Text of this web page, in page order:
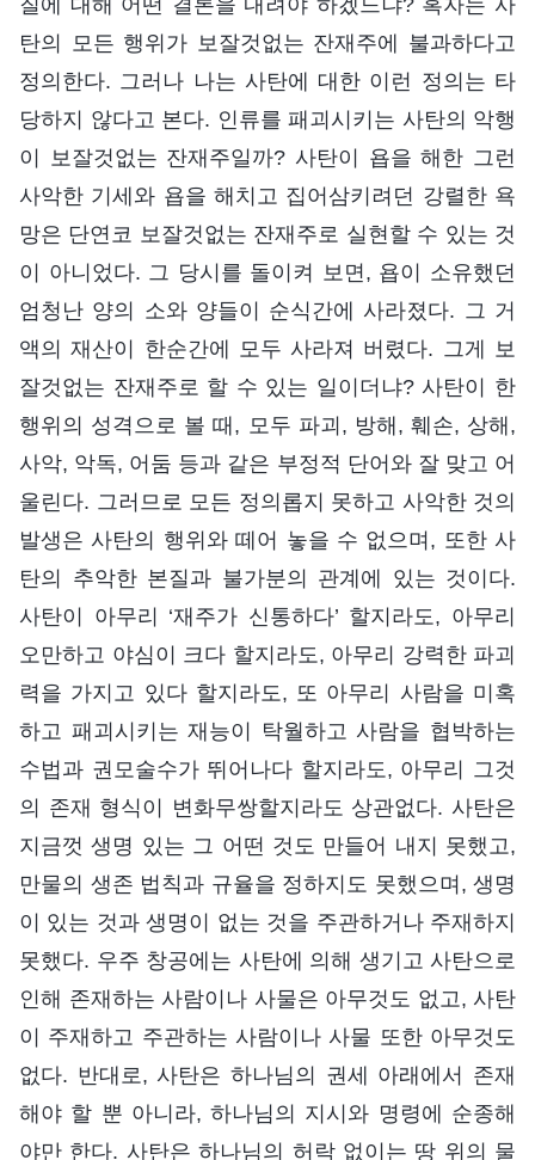
탄의 모든 행위가 보잘것없는 잔재주에 불과하다고
정의한다. 그러나 나는 사탄에 대한 이런 정의는 타
당하지 않다고 본다. 인류를 패괴시키는 사탄의 악행
이 보잘것없는 잔재주일까? 사탄이 욥을 해한 그런
사악한 기세와 욥을 해치고 집어삼키려던 강렬한 욕
망은 단연코 보잘것없는 잔재주로 실현할 수 있는 것
이 아니었다. 그 당시를 돌이켜 보면, 욥이 소유했던
엄청난 양의 소와 양들이 순식간에 사라졌다. 그 거
액의 재산이 한순간에 모두 사라져 버렸다. 그게 보
잘것없는 잔재주로 할 수 있는 일이더냐? 사탄이 한
행위의 성격으로 볼 때, 모두 파괴, 방해, 훼손, 상해,
사악, 악독, 어둠 등과 같은 부정적 단어와 잘 맞고 어
울린다. 그러므로 모든 정의롭지 못하고 사악한 것의
발생은 사탄의 행위와 떼어 놓을 수 없으며, 또한 사
탄의 추악한 본질과 불가분의 관계에 있는 것이다.
사탄이 아무리 ‘재주가 신통하다’ 할지라도, 아무리
오만하고 야심이 크다 할지라도, 아무리 강력한 파괴
력을 가지고 있다 할지라도, 또 아무리 사람을 미혹
하고 패괴시키는 재능이 탁월하고 사람을 협박하는
수법과 권모술수가 뛰어나다 할지라도, 아무리 그것
의 존재 형식이 변화무쌍할지라도 상관없다. 사탄은
지금껏 생명 있는 그 어떤 것도 만들어 내지 못했고,
만물의 생존 법칙과 규율을 정하지도 못했으며, 생명
이 있는 것과 생명이 없는 것을 주관하거나 주재하지
못했다. 우주 창공에는 사탄에 의해 생기고 사탄으로
인해 존재하는 사람이나 사물은 아무것도 없고, 사탄
이 주재하고 주관하는 사람이나 사물 또한 아무것도
없다. 반대로, 사탄은 하나님의 권세 아래에서 존재
해야 할 뿐 아니라, 하나님의 지시와 명령에 순종해
야만 한다. 사탄은 하나님의 허락 없이는 땅 위의 물